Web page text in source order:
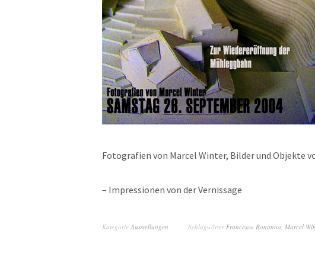
Fotografien von Marcel Winter, Bilder und Objekte
– Impressionen von der Vernissage
Kategorie Ausstellungen SchlagwörterFrancesco Bonanno, Marcel